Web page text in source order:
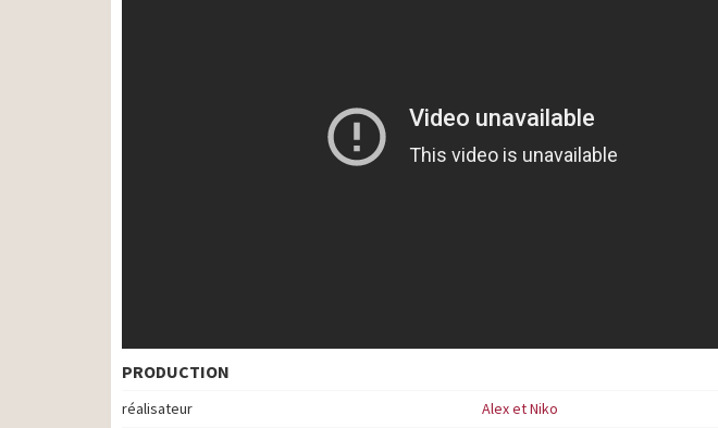
PRODUCTION
réalisateur
Alex et Niko